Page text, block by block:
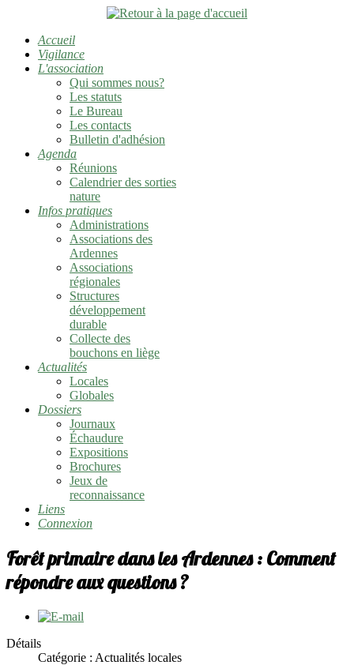
Accueil
Vigilance
L'association
Qui sommes nous?
Les statuts
Le Bureau
Les contacts
Bulletin d'adhésion
Agenda
Réunions
Calendrier des sorties
nature
Infos pratiques
Administrations
Associations des
Ardennes
Associations
régionales
Structures
développement
durable
Collecte des
bouchons en liège
Actualités
Locales
Globales
Dossiers
Journaux
Échaudure
Expositions
Brochures
Jeux de
reconnaissance
Liens
Connexion
Forêt primaire dans les Ardennes : Comment
répondre aux questions ?
Détails
Catégorie : Actualités locales